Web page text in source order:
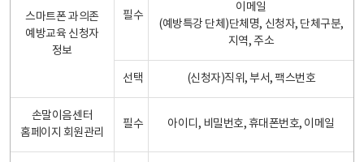
스마트폰 과의존
예방교육 신청자
정보
필수
이메일
(예방특강 단체)단체명, 신청자, 단체구분,
지역, 주소
선택 (신청자)직위, 부서, 팩스번호
손말이음센터
홈페이지 회원관리
필수 아이디, 비밀번호, 휴대폰번호, 이메일